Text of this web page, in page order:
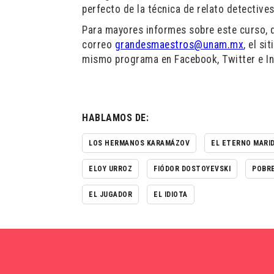
perfecto de la técnica de relato
Para mayores informes sobre este
correo grandesmaestros@unam.mx, el
mismo programa en Facebook, Twitter e
HABLAMOS DE:
LOS HERMANOS KARAMÁZOV EL ETERNO
ELOY URROZ FIÓDOR DOSTOYEVSKI
EL JUGADOR EL IDIOTA